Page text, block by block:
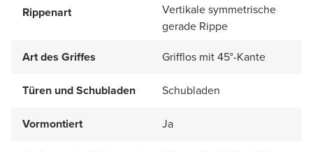
Rippenart
Vertikale symmetrische
gerade Rippe
Art des Griffes
Grifflos mit 45°-Kante
Türen und Schubladen Schubladen
Vormontiert Ja